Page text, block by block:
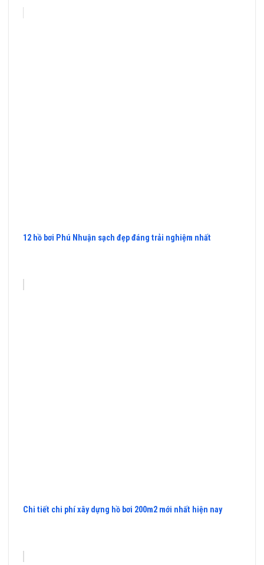
12 hồ bơi Phú Nhuận sạch đẹp đáng trải nghiệm nhất
Chi tiết chi phí xây dựng hồ bơi 200m2 mới nhất hiện nay